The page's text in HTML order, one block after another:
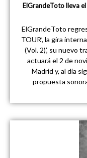
ElGrandeToto lleva
ElGrandeToto
TOUR’, la gira
(Vol. 2)’, su nuevo
actuará el 2 de
Madrid y, al día
propuesta